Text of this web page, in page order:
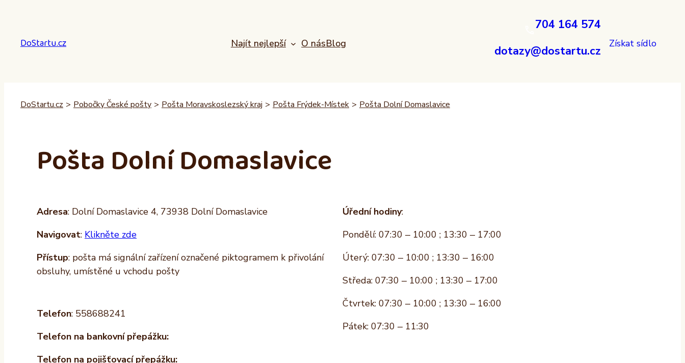
DoStartu.cz Najít nejlepší O násBlog
704 164 574
dotazy@dostartu.cz
Získat sídlo
DoStartu.cz > Pobočky České pošty > Pošta Moravskoslezský kraj > Pošta Frýdek-Místek > Pošta Dolní Domaslavice
Pošta Dolní Domaslavice
Adresa: Dolní Domaslavice 4, 73938 Dolní Domaslavice
Navigovat: Klikněte zde
Přístup: pošta má signální zařízení označené piktogramem k přivolání
obsluhy, umístěné u vchodu pošty
Telefon: 558688241
Telefon na bankovní přepážku:
Telefon na pojišťovací přepážku:
Úřední hodiny:
Pondělí: 07:30 – 10:00 ; 13:30 – 17:00
Úterý: 07:30 – 10:00 ; 13:30 – 16:00
Středa: 07:30 – 10:00 ; 13:30 – 17:00
Čtvrtek: 07:30 – 10:00 ; 13:30 – 16:00
Pátek: 07:30 – 11:30